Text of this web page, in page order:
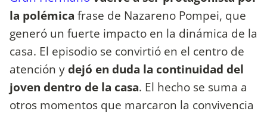
la polémica frase de Nazareno Pompei, que
generó un fuerte impacto en la dinámica de la
casa. El episodio se convirtió en el centro de
atención ydejó en duda la continuidad del
joven dentro de la casa. El hecho se suma a
otros momentos que marcaron la convivencia